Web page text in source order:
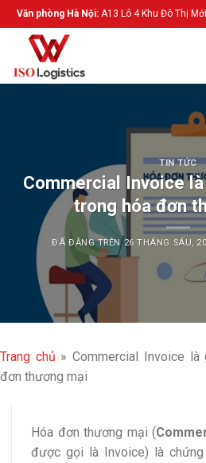
Chuyển
đến
dung
Văn phòng Hà Nội: A13 Lô 4 Khu Đô Thị
TIN TỨC
Commercial Invoice
trong hóa đơn
ĐÃ ĐĂNG TRÊN26 THÁNG SÁU,
Trang chủ »Commercial Invoice
đơn thương mại
Hóa đơn thương mại (
được gọi là Invoice) là